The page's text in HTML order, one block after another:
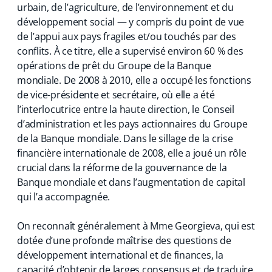
urbain, de l’agriculture, de l’environnement et du
développement social — y compris du point de vue
de l’appui aux pays fragiles et/ou touchés par des
conflits. À ce titre, elle a supervisé environ 60 % des
opérations de prêt du Groupe de la Banque
mondiale. De 2008 à 2010, elle a occupé les fonctions
de vice-présidente et secrétaire, où elle a été
l’interlocutrice entre la haute direction, le Conseil
d’administration et les pays actionnaires du Groupe
de la Banque mondiale. Dans le sillage de la crise
financière internationale de 2008, elle a joué un rôle
crucial dans la réforme de la gouvernance de la
Banque mondiale et dans l’augmentation de capital
qui l’a accompagnée.
On reconnaît généralement à Mme Georgieva, qui est
dotée d’une profonde maîtrise des questions de
développement international et de finances, la